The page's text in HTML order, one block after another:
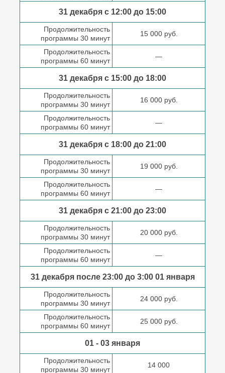
31 декабря с 12:00 до 15:00
Продолжительность
программы 30 минут
15 000 руб.
Продолжительность
программы 60 минут
—
31 декабря с 15:00 до 18:00
Продолжительность
программы 30 минут
16 000 руб.
Продолжительность
программы 60 минут
—
31 декабря с 18:00 до 21:00
Продолжительность
программы 30 минут
19 000 руб.
Продолжительность
программы 60 минут
—
31 декабря с 21:00 до 23:00
Продолжительность
программы 30 минут
20 000 руб.
Продолжительность
программы 60 минут
—
31 декабря после23:00 до 3:0001 января
Продолжительность
программы 30 минут
24 000 руб.
Продолжительность
программы 60 минут
25 000 руб.
01 - 03 января
Продолжительность
программы 30 минут
14 000